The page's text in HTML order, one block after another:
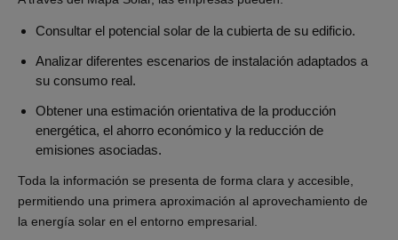
Consultar el potencial solar de la cubierta de su edificio.
Analizar diferentes escenarios de instalación adaptados a
su consumo real.
Obtener una estimación orientativa de la producción
energética, el ahorro económico y la reducción de
emisiones asociadas.
Toda la información se presenta de forma clara y accesible,
permitiendo una primera aproximación al aprovechamiento de
la energía solar en el entorno empresarial.